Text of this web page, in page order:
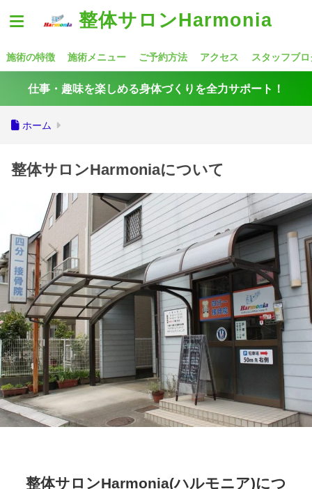
整体サロンHarmonia
施術の特徴 施術メニュー ご予約方法 アクセス スタッフブロ
仕事・趣味を楽しめる身体づくりを全力サポート！
ホーム
整体サロンHarmoniaについて
整体サロンHarmonia(ハルモニア)につ